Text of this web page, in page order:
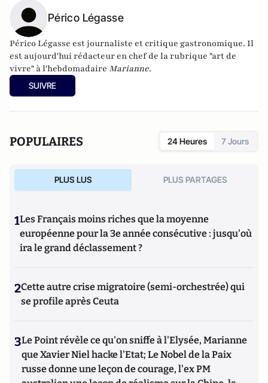
Périco Légasse
Périco Légasse est journaliste et critique gastronomique. Il
est aujourd'hui rédacteur en chef de la rubrique "art de
vivre" à l'hebdomadaire Marianne.
SUIVRE
POPULAIRES 24 Heures 7 Jours
PLUS LUS PLUS PARTAGES
1Les Français moins riches que la moyenne
européenne pour la 3e année consécutive : jusqu'où
ira le grand déclassement ?
2Cette autre crise migratoire (semi-orchestrée) qui
se profile après Ceuta
3Le Point révèle ce qu'on sniffe à l'Elysée, Marianne
que Xavier Niel hacke l'Etat; Le Nobel de la Paix
russe donne une leçon de courage, l'ex PM